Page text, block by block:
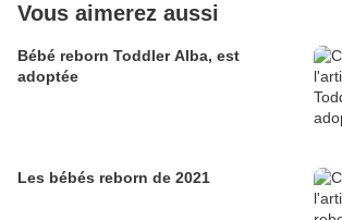
Vous aimerez aussi
Bébé reborn Toddler Alba, est
adoptée
Les bébés reborn de 2021